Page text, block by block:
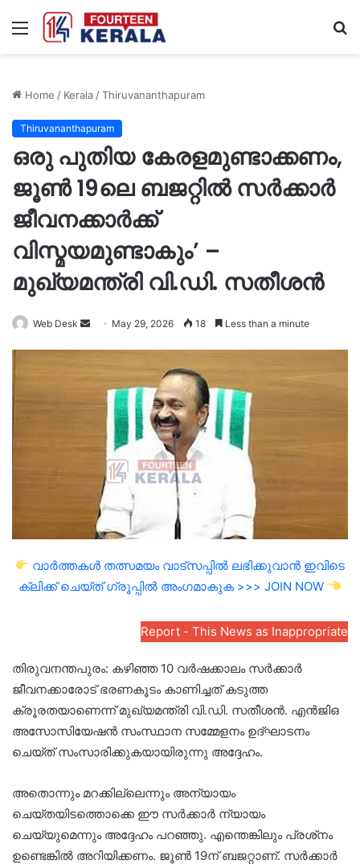
Menu
Home / Kerala/Thiruvananthapuram
Thiruvananthapuram
ഒരു പുതിയ കേരളമുണ്ടാക്കണം,
ജൂണ്‍ 19ലെ ബജറ്റിൽ സർക്കാർ
ജീവനക്കാർക്ക്
വിസ്മയമുണ്ടാകും’ –
മുഖ്യമന്ത്രി വി.ഡി. സതീശൻ
Web Desk
Send May 29, 2026 18 Less than a minute
വാർത്തകൾ തത്സമയം വാട്സപ്പിൽ ലഭിക്കുവാൻ ഇവിടെ
ക്ലിക്ക് ചെയ്ത് ഗ്രൂപ്പിൽ അംഗമാകുക >>> JOIN NOW
Report - This News as Inappropriate
തിരുവനന്തപുരം: കഴിഞ്ഞ 10 വർഷക്കാലം സർക്കാർ
ജീവനക്കാരോട് ഭരണകൂടം കാണിച്ചത് കടുത്ത
ക്രൂരതയാണെന്ന് മുഖ്യമന്ത്രി വി.ഡി. സതീശൻ. എൻജിഒ
അസോസിയേഷൻ സംസ്ഥാന സമ്മേളനം ഉദ്ഘാടനം
ചെയ്ത് സംസാരിക്കുകയായിരുന്നു അദ്ദേഹം.
അതൊന്നും മറക്കില്ലെന്നും അന്യായം
ചെയ്തയിടത്തൊക്കെ ഈ സര്‍ക്കാര്‍ ന്യായം
ചെയ്യുമെന്നും അദ്ദേഹം പറഞ്ഞു. എന്തെങ്കിലും പ്രശ്‌നം
ഉണ്ടെങ്കില്‍ അറിയിക്കണം. ജൂണ്‍ 19ന് ബജറ്റാണ്. സര്‍ക്കാര്‍